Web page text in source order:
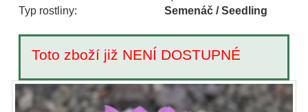
Typ rostliny:
Semenáč / Seedling
Toto zboží již NENÍ DOSTUPNÉ